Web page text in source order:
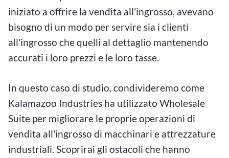
iniziato a offrire la vendita all'ingrosso, avevano
bisogno di un modo per servire sia i clienti
all'ingrosso che quelli al dettaglio mantenendo
accurati i loro prezzi e le loro tasse.
In questo caso di studio, condivideremo come
Kalamazoo Industries ha utilizzato Wholesale
Suite per migliorare le proprie operazioni di
vendita all'ingrosso di macchinari e attrezzature
industriali. Scoprirai gli ostacoli che hanno